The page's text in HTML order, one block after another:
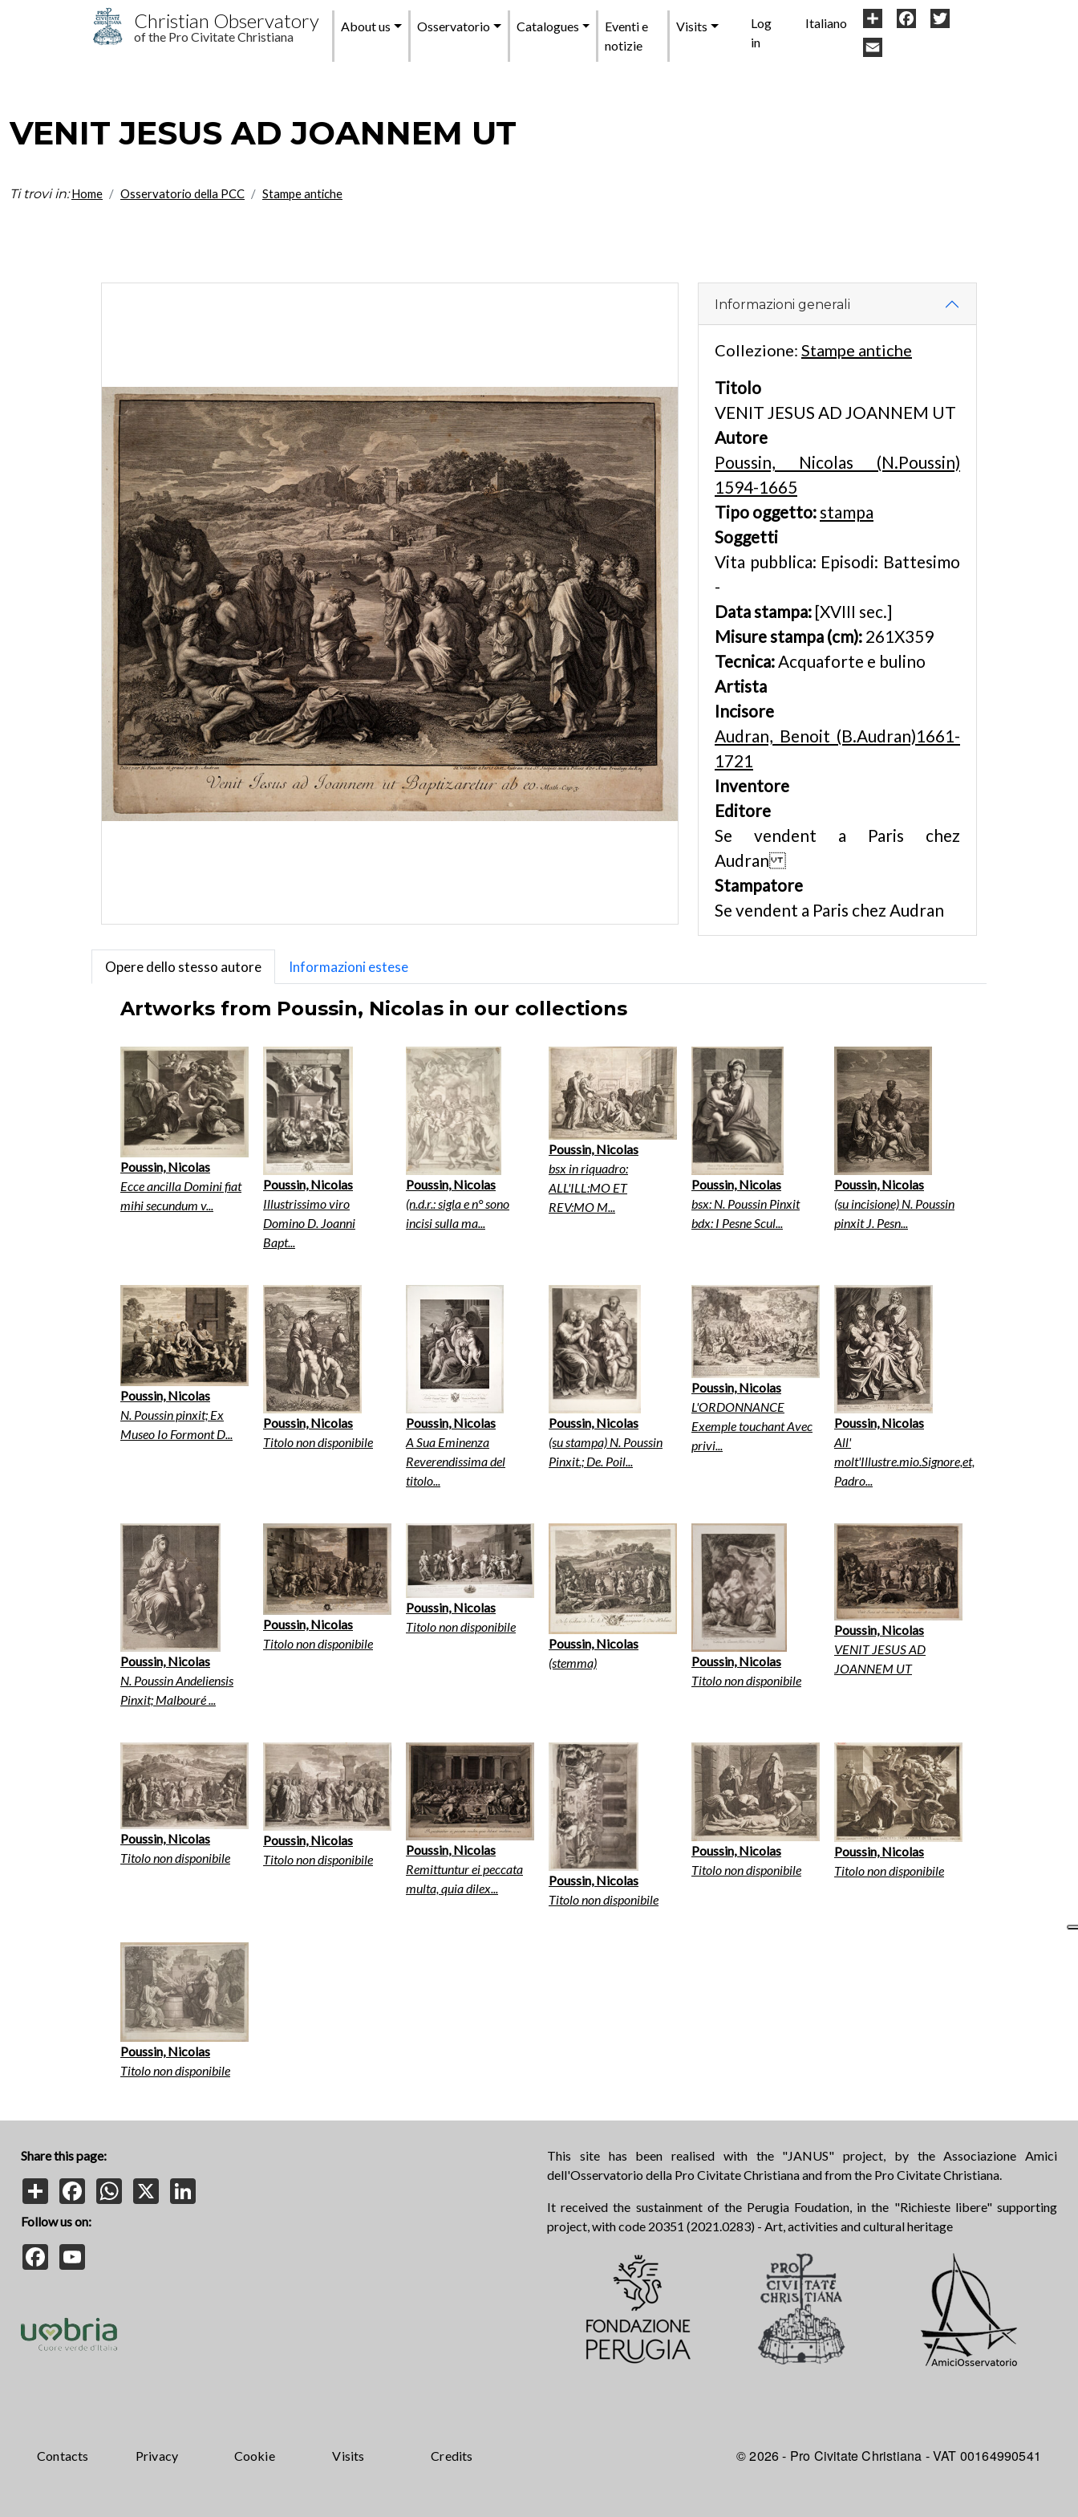
Skip to main content
Christian Observatory
of the Pro Civitate Christiana
Menu
About us Osservatorio Catalogues
Eventi e
notizie
Visits
User
account
Log
in
Italiano Share Facebook
VENIT JESUS AD JOANNEM UT
Ti trovi in: Home Osservatorio della PCC Stampe antiche
Informazioni generali
Collezione: Stampe antiche
Titolo
VENIT JESUS AD JOANNEM UT
Autore
Poussin, Nicolas (N.Poussin)
1594-1665
Tipo oggetto:stampa
Soggetti
Vita pubblica: Episodi: Battesimo
-
Data stampa: [XVIII sec.]
Misure stampa (cm): 261X359
Tecnica:Acquaforte e bulino
Artista
Incisore
Audran, Benoit (B.Audran)1661-
1721
Inventore
Editore
Se vendent a Paris chez
Audran
Stampatore
Se vendent a Paris chez Audran
Opere dello stesso autore Informazioni estese
Artworks from Poussin, Nicolas in our collections
Poussin, Nicolas
Ecce ancilla Domini fiat
mihi secundum v...
Poussin, Nicolas
Illustrissimo viro
Domino D. Joanni
Bapt...
Poussin, Nicolas
(n.d.r.: sigla e n° sono
incisi sulla ma...
Poussin, Nicolas
bsx in riquadro:
ALL'ILL:MO ET
REV:MO M...
Poussin, Nicolas
bsx: N. Poussin Pinxit
bdx: I Pesne Scul...
Poussin, Nicolas
(su incisione) N. Poussin
pinxit J. Pesn...
Poussin, Nicolas
N. Poussin pinxit; Ex
Museo Io Formont D...
Poussin, Nicolas
Titolo non disponibile
Poussin, Nicolas
A Sua Eminenza
Reverendissima del
titolo...
Poussin, Nicolas
(su stampa) N. Poussin
Pinxit.; De. Poil...
Poussin, Nicolas
L'ORDONNANCE
Exemple touchant Avec
privi...
Poussin, Nicolas
All'
molt'Illustre.mio.Signore,et,
Padro...
Poussin, Nicolas
N. Poussin Andeliensis
Pinxit; Malbouré ...
Poussin, Nicolas
Titolo non disponibile
Poussin, Nicolas
Titolo non disponibile
Poussin, Nicolas
(stemma)
Poussin, Nicolas
Titolo non disponibile
Poussin, Nicolas
VENIT JESUS AD
JOANNEM UT
Poussin, Nicolas
Titolo non disponibile
Poussin, Nicolas
Titolo non disponibile
Poussin, Nicolas
Remittuntur ei peccata
multa, quia dilex...
Poussin, Nicolas
Titolo non disponibile
Poussin, Nicolas
Titolo non disponibile
Poussin, Nicolas
Titolo non disponibile
Poussin, Nicolas
Titolo non disponibile
Share this page:
Share
FacebookWhatsApp
Follow us on:
Facebook
This site has been realised with the "JANUS" project, by the Associazione Amici
dell'Osservatorio della Pro Civitate Christiana and from the Pro Civitate Christiana.
It received the sustainment of the Perugia Foudation, in the "Richieste libere" supporting
project, with code 20351 (2021.0283) - Art, activities and cultural heritage
Contacts Privacy Cookie Visits Credits © 2026 - Pro Civitate Christiana - VAT 00164990541